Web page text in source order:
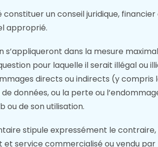
un conseil juridique,
approprié.
s’appliqueront dans la mesure
pour laquelle il serait illégal ou
directs ou indirects (y
données, ou la perte ou
ou de son utilisation.
stipule expressément le
service commercialisé ou vendu